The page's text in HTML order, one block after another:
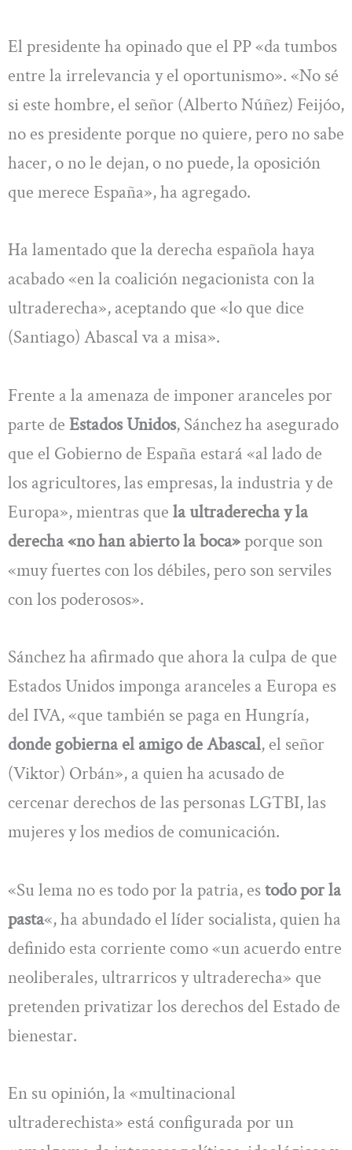
El presidente ha opinado que el PP «da tumbos
entre la irrelevancia y el oportunismo». «No sé
si este hombre, el señor (Alberto Núñez) Feijóo,
no es presidente porque no quiere, pero no sabe
hacer, o no le dejan, o no puede, la oposición
que merece España», ha agregado.
Ha lamentado que la derecha española haya
acabado «en la coalición negacionista con la
ultraderecha», aceptando que «lo que dice
(Santiago) Abascal va a misa».
Frente a la amenaza de imponer aranceles por
parte de Estados Unidos, Sánchez ha asegurado
que el Gobierno de España estará «al lado de
los agricultores, las empresas, la industria y de
Europa», mientras que la ultraderecha y la
derecha «no han abierto la boca»porque son
«muy fuertes con los débiles, pero son serviles
con los poderosos».
Sánchez ha afirmado que ahora la culpa de que
Estados Unidos imponga aranceles a Europa es
del IVA, «que también se paga en Hungría,
donde gobierna el amigo de Abascal, el señor
(Viktor) Orbán», a quien ha acusado de
cercenar derechos de las personas LGTBI, las
mujeres y los medios de comunicación.
«Su lema no es todo por la patria, estodo por la
pasta«, ha abundado el líder socialista, quien ha
definido esta corriente como «un acuerdo entre
neoliberales, ultrarricos y ultraderecha» que
pretenden privatizar los derechos del Estado de
bienestar.
En su opinión, la «multinacional
ultraderechista» está configurada por un